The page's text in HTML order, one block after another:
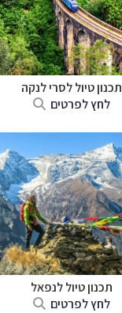
תכנון טיוללסרי לנקה
לחץ לפרטים
תכנון טיול לנפאל
לחץ לפרטים